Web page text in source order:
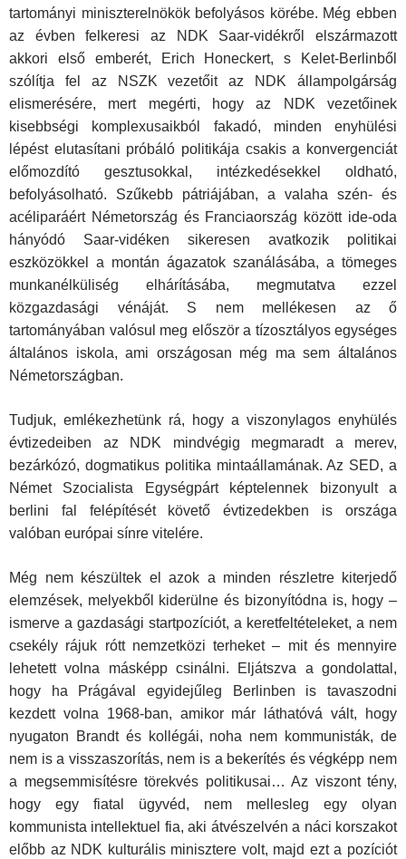
tartományi miniszterelnökök befolyásos körébe. Még ebben
az évben felkeresi az NDK Saar-vidékről elszármazott
akkori első emberét, Erich Honeckert, s Kelet-Berlinből
szólítja fel az NSZK vezetőit az NDK állampolgárság
elismerésére, mert megérti, hogy az NDK vezetőinek
kisebbségi komplexusaikból fakadó, minden enyhülési
lépést elutasítani próbáló politikája csakis a konvergenciát
előmozdító gesztusokkal, intézkedésekkel oldható,
befolyásolható. Szűkebb pátriájában, a valaha szén- és
acéliparáért Németország és Franciaország között ide-oda
hányódó Saar-vidéken sikeresen avatkozik politikai
eszközökkel a montán ágazatok szanálásába, a tömeges
munkanélküliség elhárításába, megmutatva ezzel
közgazdasági vénáját. S nem mellékesen az ő
tartományában valósul meg először a tízosztályos egységes
általános iskola, ami országosan még ma sem általános
Németországban.
Tudjuk, emlékezhetünk rá, hogy a viszonylagos enyhülés
évtizedeiben az NDK mindvégig megmaradt a merev,
bezárkózó, dogmatikus politika mintaállamának. Az SED, a
Német Szocialista Egységpárt képtelennek bizonyult a
berlini fal felépítését követő évtizedekben is országa
valóban európai sínre vitelére.
Még nem készültek el azok a minden részletre kiterjedő
elemzések, melyekből kiderülne és bizonyítódna is, hogy –
ismerve a gazdasági startpozíciót, a keretfeltételeket, a nem
csekély rájuk rótt nemzetközi terheket – mit és mennyire
lehetett volna másképp csinálni. Eljátszva a gondolattal,
hogy ha Prágával egyidejűleg Berlinben is tavaszodni
kezdett volna 1968-ban, amikor már láthatóvá vált, hogy
nyugaton Brandt és kollégái, noha nem kommunisták, de
nem is a visszaszorítás, nem is a bekerítés és végképp nem
a megsemmisítésre törekvés politikusai… Az viszont tény,
hogy egy fiatal ügyvéd, nem mellesleg egy olyan
kommunista intellektuel fia, aki átvészelvén a náci korszakot
előbb az NDK kulturális minisztere volt, majd ezt a pozíciót